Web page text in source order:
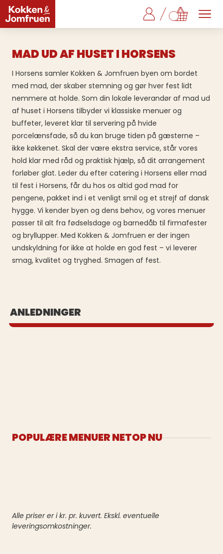
MAD UD AF HUSET I HORSENS
I Horsens samler Kokken & Jomfruen byen om bordet
med mad, der skaber stemning og gør hver fest lidt
nemmere at holde. Som din lokale leverandør af mad ud
af huset i Horsens tilbyder vi klassiske menuer og
buffeter, leveret klar til servering på hvide
porcelænsfade, så du kan bruge tiden på gæsterne –
ikke køkkenet. Skal der være ekstra service, står vores
hold klar med råd og praktisk hjælp, så dit arrangement
forløber glat. Leder du efter catering i Horsens eller mad
til fest i Horsens, får du hos os altid god mad for
pengene, pakket ind i et venligt smil og et strejf af dansk
hygge. Vi kender byen og dens behov, og vores menuer
passer til alt fra fødselsdage og barnedåb til firmafester
og bryllupper. Med Kokken & Jomfruen er der ingen
undskyldning for ikke at holde en god fest – vi leverer
smag, kvalitet og tryghed. Smagen af fest.
ANLEDNINGER
Se vores populære buffeter
POPULÆRE MENUER NETOP NU
Alle priser er i kr. pr. kuvert. Ekskl. eventuelle
leveringsomkostninger.